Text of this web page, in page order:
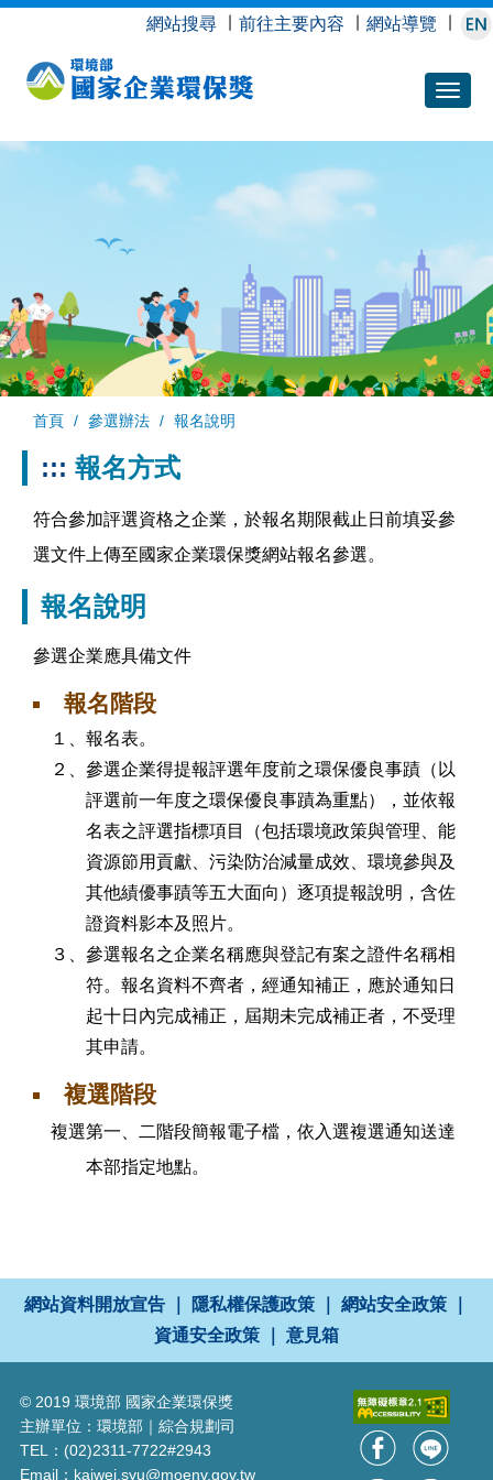
跳
內
網站搜尋 前往主要內容 網站導覽
首頁 參選辦法 報名說明
::: 報名方式
符合參加評選資格之企業，於報名期限截止日前填妥參
選文件上傳至國家企業環保獎網站報名參選。
報名說明
參選企業應具備文件
報名階段
１、報名表。
２、參選企業得提報評選年度前之環保優良事蹟（以
評選前一年度之環保優良事蹟為重點），並依報
名表之評選指標項目（包括環境政策與管理、能
資源節用貢獻、污染防治減量成效、環境參與及
其他績優事蹟等五大面向）逐項提報說明，含佐
證資料影本及照片。
３、參選報名之企業名稱應與登記有案之證件名稱相
符。報名資料不齊者，經通知補正，應於通知日
起十日內完成補正，屆期未完成補正者，不受理
其申請。
複選階段
複選第一、二階段簡報電子檔，依入選複選通知送達
本部指定地點。
網站資料開放宣告 隱私權保護政策 網站安全政策
資通安全政策
意見箱
© 2019 環境部 國家企業環保獎
主辦單位：環境部｜綜合規劃司
TEL：(02)2311-7722#2943
Email：kaiwei.syu@moenv.gov.tw